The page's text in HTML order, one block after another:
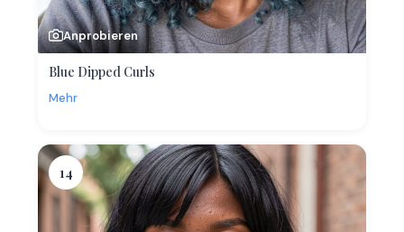
Anprobieren
Blue Dipped Curls
Mehr
14